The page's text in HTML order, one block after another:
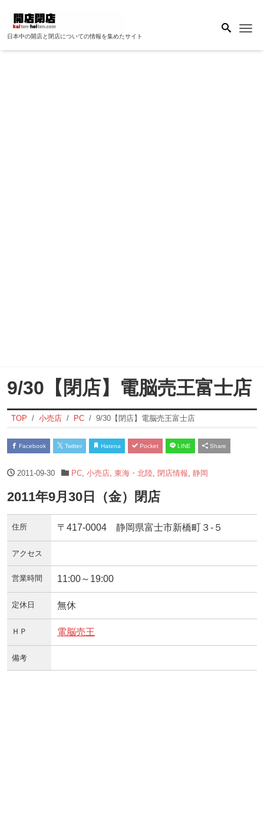
日本中の開店と閉店についての情報を集めたサイト
9/30【閉店】電脳売王富士店
TOP 小売店 PC 9/30【閉店】電脳売王富士店
Facebook Twitter Hatena Pocket LINE Share
2011-09-30 PC, 小売店, 東海・北陸, 閉店情報 静岡
2011年9月30日（金）閉店
住所 〒417-0004 静岡県富士市新橋町３-５
アクセス
営業時間 11:00～19:00
定休日 無休
ＨＰ 電脳売王
備考